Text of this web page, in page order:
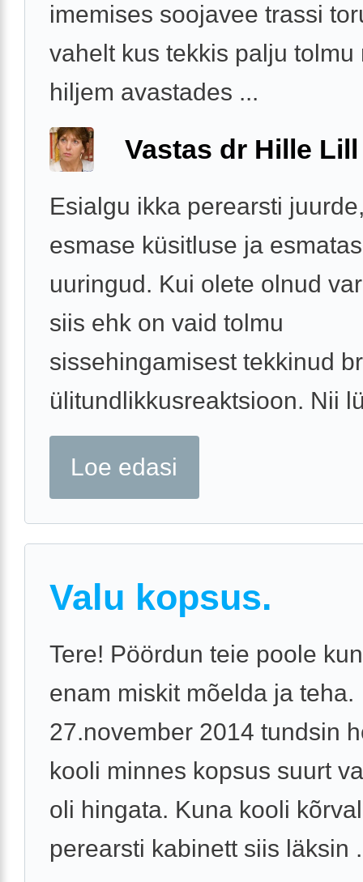
imemises soojavee trassi
vahelt kus tekkis palju tolmu
hiljem avastades ...
Vastas dr Hille Lill
Esialgu ikka perearsti
esmase küsitluse ja
uuringud. Kui olete olnud
siis ehk on vaid tolmu
sissehingamisest tekkinud
ülitundlikkusreaktsioon. Nii
Loe edasi
Valu kopsus.
Tere! Pöördun teie poole
enam miskit mõelda ja teha.
27.november 2014 tundsin
kooli minnes kopsus suurt
oli hingata. Kuna kooli
perearsti kabinett siis läksin